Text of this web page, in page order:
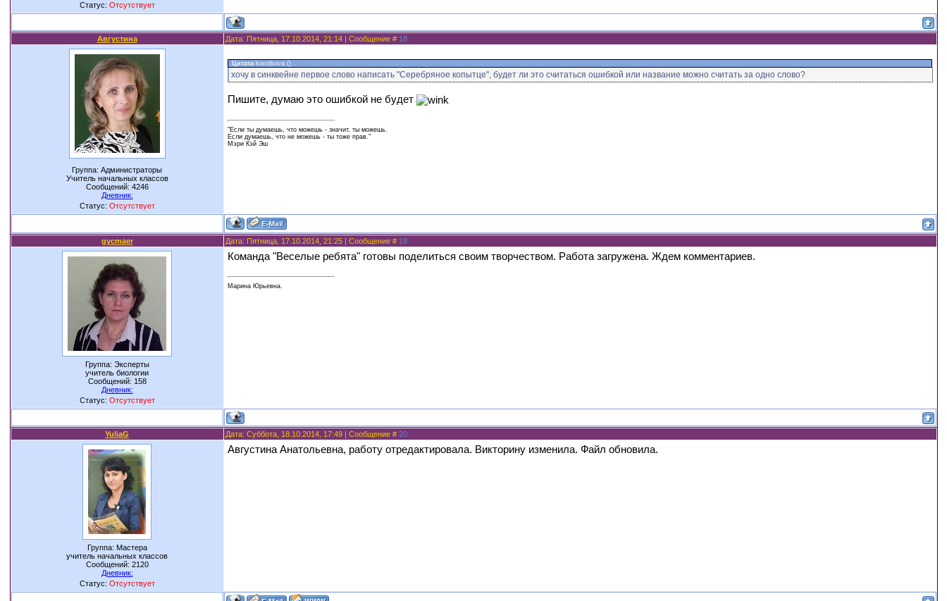
Статус: Отсутствует
Августина Дата: Пятница, 17.10.2014, 21:14 | Сообщение # 18
Группа: Администраторы
Учитель начальных классов
Сообщений: 4246
Дневник:
Статус: Отсутствует
Цитата korotkova()
хочу в синквейне первое слово написать "Серебряное копытце", будет ли это считаться ошибкой или название можно считать за одно слово?
Пишите, думаю это ошибкой не будет
"Если ты думаешь, что можешь - значит, ты можешь.
Если думаешь, что не можешь - ты тоже прав."
Мэри Кэй Эш
gycmaer Дата: Пятница, 17.10.2014, 21:25 | Сообщение # 19
Группа: Эксперты
учитель биологии
Сообщений: 158
Дневник:
Статус: Отсутствует
Команда "Веселые ребята" готовы поделиться своим творчеством. Работа загружена. Ждем комментариев.
Марина Юрьевна.
YuliaG Дата: Суббота, 18.10.2014, 17:49 | Сообщение # 20
Группа: Мастера
учитель начальных классов
Сообщений: 2120
Дневник:
Статус: Отсутствует
Августина Анатольевна, работу отредактировала. Викторину изменила. Файл обновила.